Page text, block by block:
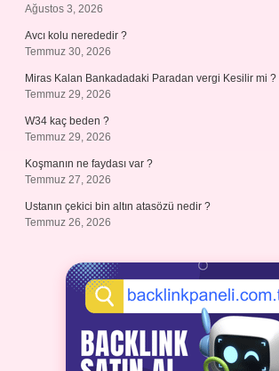
Ağustos 3, 2026
Avcı kolu nerededir ?
Temmuz 30, 2026
Miras Kalan Bankadadaki Paradan vergi Kesilir mi ?
Temmuz 29, 2026
W34 kaç beden ?
Temmuz 29, 2026
Koşmanın ne faydası var ?
Temmuz 27, 2026
Ustanın çekici bin altın atasözü nedir ?
Temmuz 26, 2026